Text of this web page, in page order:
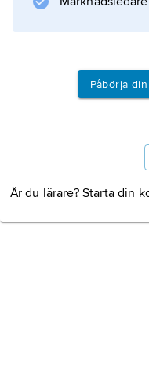
Påbörja
Är du lärare? Starta din